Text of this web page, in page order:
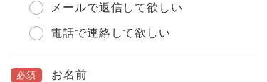
メールで返信して欲しい
電話で連絡して欲しい
必須 お名前